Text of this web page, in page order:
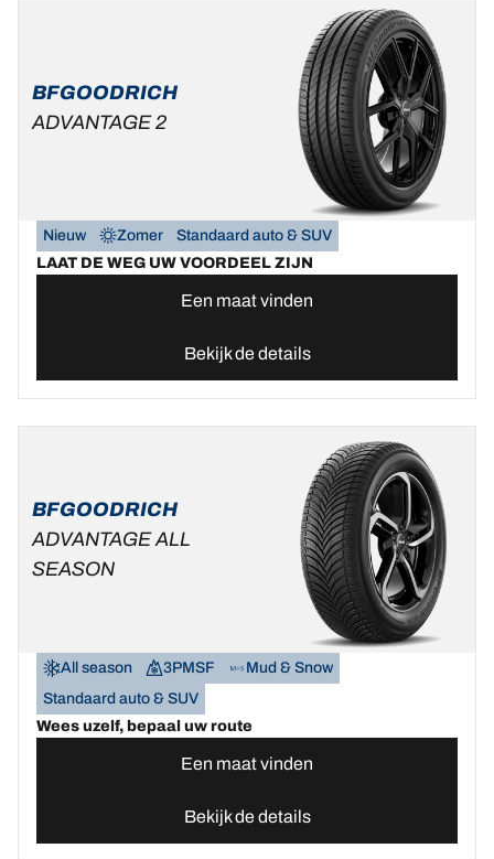
BFGOODRICH
ADVANTAGE 2
Nieuw Zomer
Standaard auto & SUV
LAAT DE WEG UW VOORDEEL ZIJN
Een maat vinden
Bekijk de details
BFGOODRICH
ADVANTAGE ALL
SEASON
All season 3PMSF
Mud & Snow
Standaard auto & SUV
Wees uzelf, bepaal uw route
Een maat vinden
Bekijk de details